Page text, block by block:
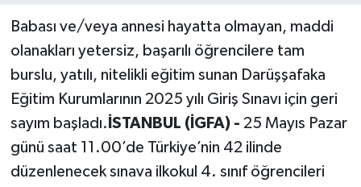
Babası ve/veya annesi hayatta olmayan, maddi
olanakları yetersiz, başarılı öğrencilere tam
burslu, yatılı, nitelikli eğitim sunan Darüşşafaka
Eğitim Kurumlarının 2025 yılı Giriş Sınavı için geri
sayım başladı. İSTANBUL (İGFA) - 25 Mayıs Pazar
günü saat 11.00’de Türkiye’nin 42 ilinde
düzenlenecek sınava ilkokul 4. sınıf öğrencileri